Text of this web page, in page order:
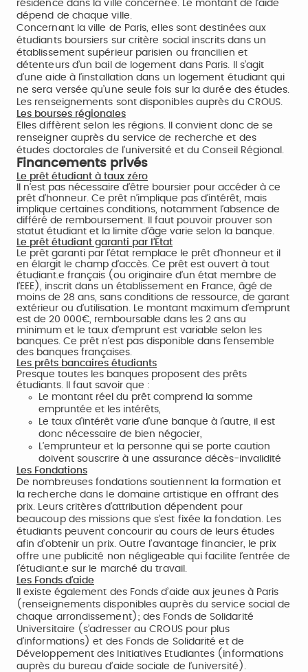
résidence dans la ville concernée. Le montant de l’aide
dépend de chaque ville.
Concernant la ville de Paris, elles sont destinées aux
étudiants boursiers sur critère social inscrits dans un
établissement supérieur parisien ou francilien et
détenteurs d’un bail de logement dans Paris. Il s’agit
d’une aide à l’installation dans un logement étudiant qui
ne sera versée qu’une seule fois sur la durée des études.
Les renseignements sont disponibles auprès du CROUS.
Les bourses régionales
Elles diffèrent selon les régions. Il convient donc de se
renseigner auprès du service de recherche et des
études doctorales de l'université et du Conseil Régional.
Financements privés
Le prêt étudiant à taux zéro
Il n’est pas nécessaire d’être boursier pour accéder à ce
prêt d’honneur. Ce prêt n’implique pas d’intérêt, mais
implique certaines conditions, notamment l’absence de
différé de remboursement. Il faut pouvoir prouver son
statut étudiant et la limite d’âge varie selon la banque.
Le prêt étudiant garanti par l’Etat
Le prêt garanti par l’état remplace le prêt d’honneur et il
en élargit le champ d’accès. Ce prêt est ouvert à tout
étudiant.e français (ou originaire d’un état membre de
l’EEE), inscrit dans un établissement en France, âgé de
moins de 28 ans, sans conditions de ressource, de garant
extérieur ou d’utilisation. Le montant maximum d’emprunt
est de 20 000€, remboursable dans les 2 ans au
minimum et le taux d’emprunt est variable selon les
banques. Ce prêt n’est pas disponible dans l’ensemble
des banques françaises.
Les prêts bancaires étudiants
Presque toutes les banques proposent des prêts
étudiants. Il faut savoir que :
Le montant réel du prêt comprend la somme
empruntée et les intérêts,
Le taux d’intérêt varie d’une banque à l’autre, il est
donc nécessaire de bien négocier,
L’emprunteur et la personne qui se porte caution
doivent souscrire à une assurance décès-invalidité
Les Fondations
De nombreuses fondations soutiennent la formation et
la recherche dans le domaine artistique en offrant des
prix. Leurs critères d’attribution dépendent pour
beaucoup des missions que s’est fixée la fondation. Les
étudiants peuvent concourir au cours de leurs études
afin d’obtenir un prix. Outre l’avantage financier, le prix
offre une publicité non négligeable qui facilite l’entrée de
l’étudiant.e sur le marché du travail.
Les Fonds d’aide
Il existe également des Fonds d’aide aux jeunes à Paris
(renseignements disponibles auprès du service social de
chaque arrondissement); des Fonds de Solidarité
Universitaire (s’adresser au CROUS pour plus
d’informations) et des Fonds de Solidarité et de
Développement des Initiatives Etudiantes (informations
auprès du bureau d’aide sociale de l’université).